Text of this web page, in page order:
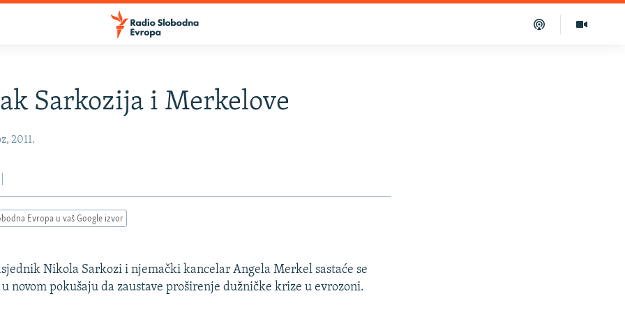
Sarkozija i Merkelove
2011.
Evropa u vaš Google izvor
Nikola Sarkozi i njemački kancelar Angela Merkel sastaće se
novom pokušaju da zaustave proširenje dužničke krize u evrozoni.